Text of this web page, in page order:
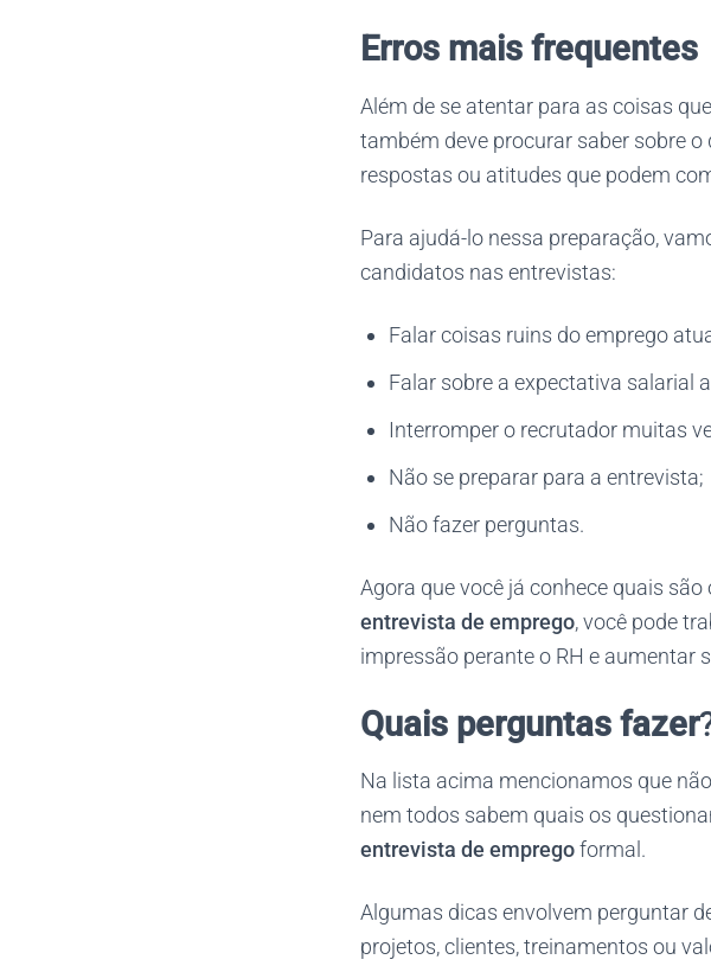
Erros mais frequentes
Além de se atentar para as coisas
também deve procurar saber sobre
respostas ou atitudes que podem
Para ajudá-lo nessa preparação,
candidatos nas entrevistas:
Falar coisas ruins do emprego
Falar sobre a expectativa salarial
Interromper o recrutador muitas
Não se preparar para a entrevista;
Não fazer perguntas.
Agora que você já conhece quais
entrevista de emprego, você pode
impressão perante o RH e aumentar
Quais perguntas fazer
Na lista acima mencionamos que
nem todos sabem quais os
entrevista de empregoformal.
Algumas dicas envolvem perguntar
projetos, clientes, treinamentos ou